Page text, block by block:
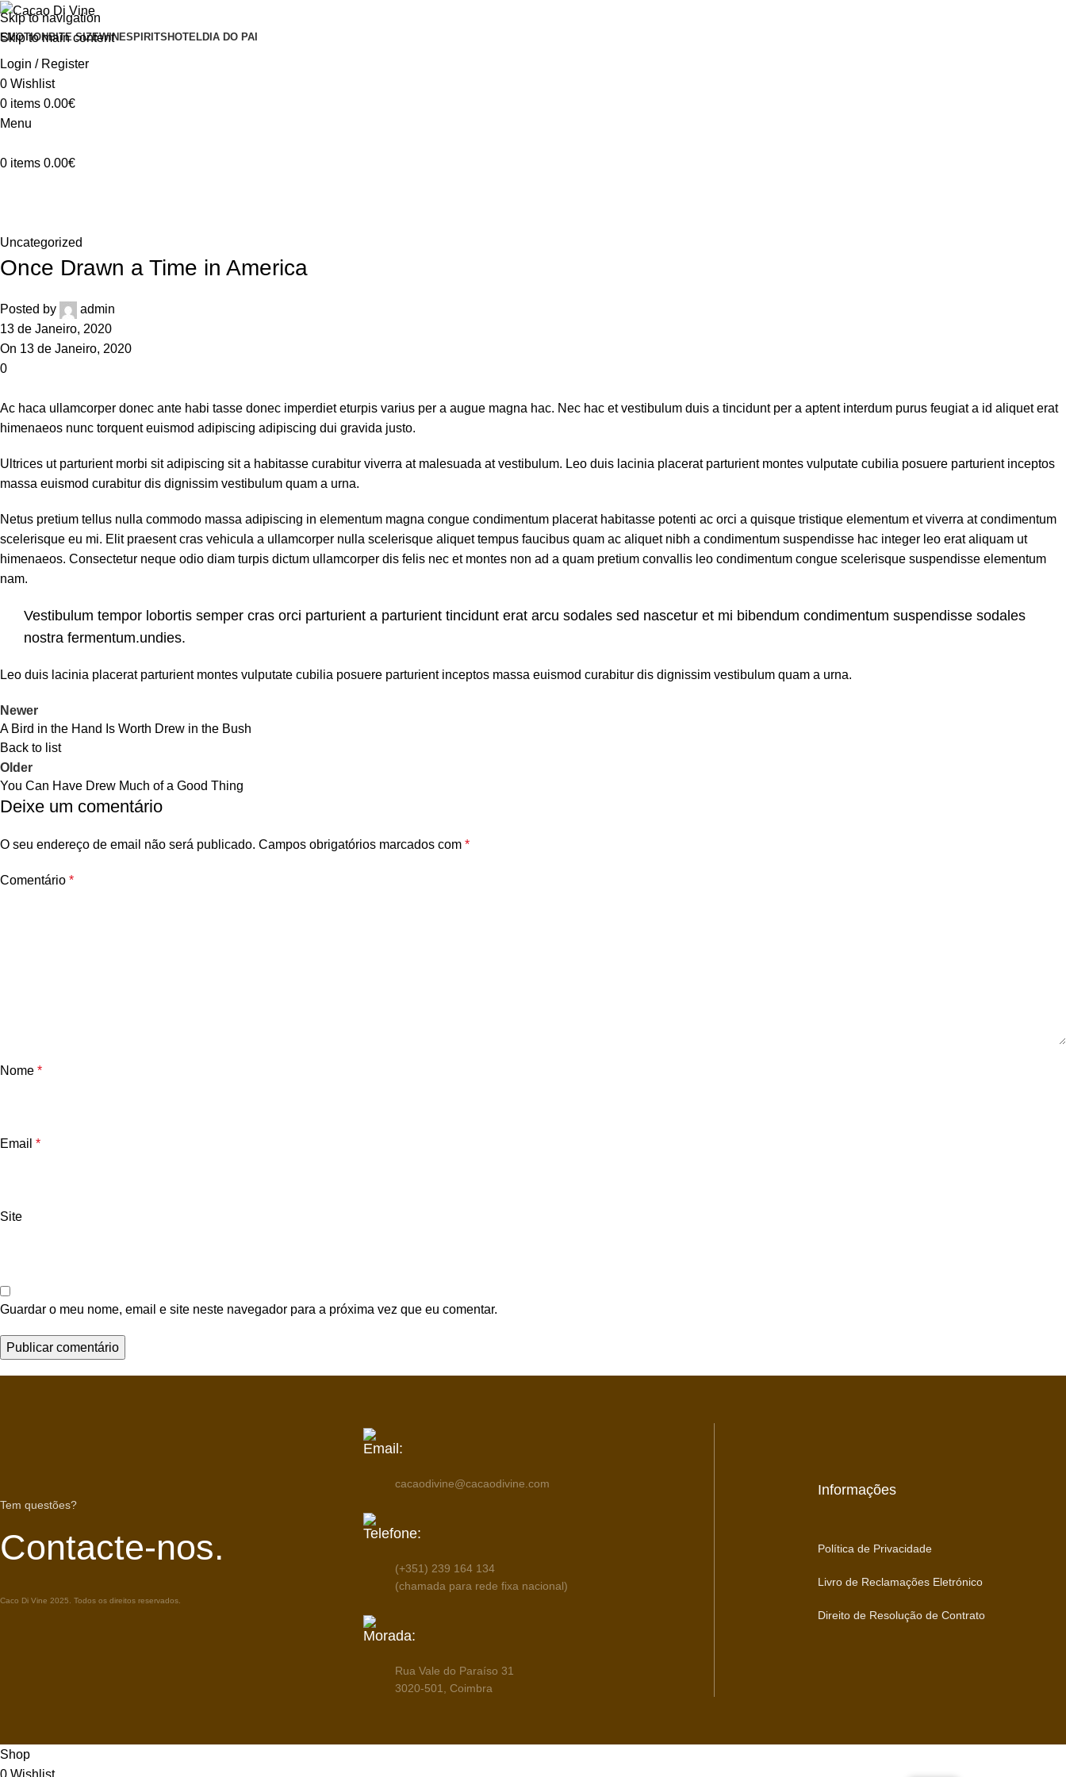
Skip to navigation
Skip to main content
EMOTIONBITE SIZEWINESPIRITS HOTELDIA DO PAI
Login / Register
0 Wishlist
0 items 0.00€
Menu
0 items 0.00€
Uncategorized
Once Drawn a Time in America
Posted by
admin
13 de Janeiro, 2020
On 13 de Janeiro, 2020
0
Ac haca ullamcorper donec ante habi tasse donec imperdiet eturpis varius per a augue magna hac. Nec hac et vestibulum duis a tincidunt per a aptent interdum purus feugiat a id aliquet erat
himenaeos nunc torquent euismod adipiscing adipiscing dui gravida justo.
Ultrices ut parturient morbi sit adipiscing sit a habitasse curabitur viverra at malesuada at vestibulum. Leo duis lacinia placerat parturient montes vulputate cubilia posuere parturient inceptos
massa euismod curabitur dis dignissim vestibulum quam a urna.
Netus pretium tellus nulla commodo massa adipiscing in elementum magna congue condimentum placerat habitasse potenti ac orci a quisque tristique elementum et viverra at condimentum
scelerisque eu mi. Elit praesent cras vehicula a ullamcorper nulla scelerisque aliquet tempus faucibus quam ac aliquet nibh a condimentum suspendisse hac integer leo erat aliquam ut
himenaeos. Consectetur neque odio diam turpis dictum ullamcorper dis felis nec et montes non ad a quam pretium convallis leo condimentum congue scelerisque suspendisse elementum
nam.
Vestibulum tempor lobortis semper cras orci parturient a parturient tincidunt erat arcu sodales sed nascetur et mi bibendum condimentum suspendisse sodales
nostra fermentum.undies.
Leo duis lacinia placerat parturient montes vulputate cubilia posuere parturient inceptos massa euismod curabitur dis dignissim vestibulum quam a urna.
Newer
A Bird in the Hand Is Worth Drew in the Bush
Back to list
Older
You Can Have Drew Much of a Good Thing
Deixe um comentário
O seu endereço de email não será publicado. Campos obrigatórios marcados com *
Comentário *
Nome *
Email *
Site
Guardar o meu nome, email e site neste navegador para a próxima vez que eu comentar.
Tem questões?
Contacte-nos.
Caco Di Vine 2025. Todos os direitos reservados.
Email:
cacaodivine@cacaodivine.com
Telefone:
(+351) 239 164 134
(chamada para rede fixa nacional)
Morada:
Rua Vale do Paraíso 31
3020-501, Coimbra
Informações
Política de Privacidade
Livro de Reclamações Eletrónico
Direito de Resolução de Contrato
Shop